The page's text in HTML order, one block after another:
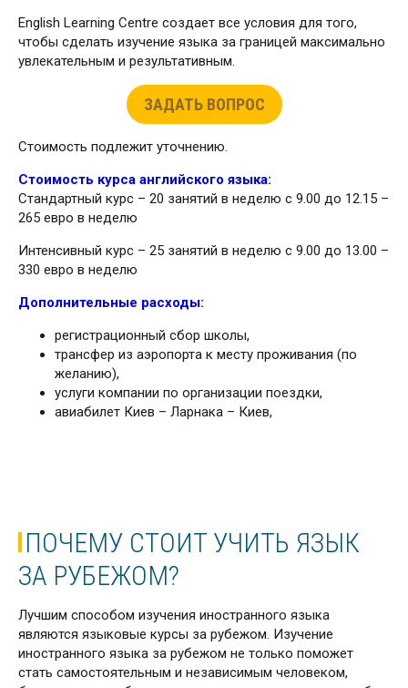
English Learning Centre создает все условия для того,
чтобы сделать изучение языка за границей максимально
увлекательным и результативным.
ЗАДАТЬ ВОПРОС
Стоимость подлежит уточнению.
Стоимость курса английского языка:
Стандартный курс – 20 занятий в неделю с 9.00 до 12.15 –
265 евро в неделю
Интенсивный курс – 25 занятий в неделю с 9.00 до 13.00 –
330 евро в неделю
Дополнительные расходы:
регистрационный сбор школы,
трансфер из аэропорта к месту проживания (по
желанию),
услуги компании по организации поездки,
авиабилет Киев – Ларнака – Киев,
ПОЧЕМУ СТОИТ УЧИТЬ ЯЗЫК
ЗА РУБЕЖОМ?
Лучшим способом изучения иностранного языка
являются языковые курсы за рубежом. Изучение
иностранного языка за рубежом не только поможет
стать самостоятельным и независимым человеком,